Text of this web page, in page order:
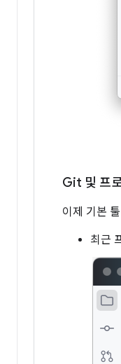
Git 및 프
이제 기본
최근